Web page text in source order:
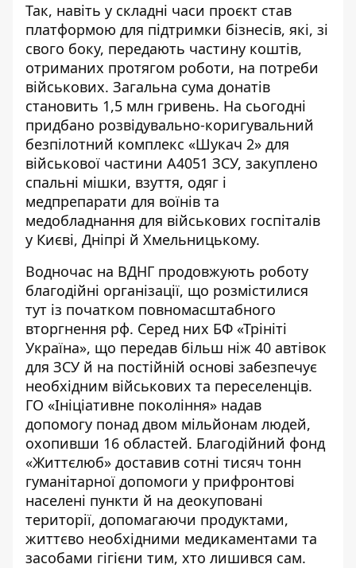
Так, навіть у складні часи проєкт став
платформою для підтримки бізнесів, які, зі
свого боку, передають частину коштів,
отриманих протягом роботи, на потреби
військових. Загальна сума донатів
становить 1,5 млн гривень. На сьогодні
придбано розвідувально-коригувальний
безпілотний комплекс «Шукач 2» для
військової частини А4051 ЗСУ, закуплено
спальні мішки, взуття, одяг і
медпрепарати для воїнів та
медобладнання для військових госпіталів
у Києві, Дніпрі й Хмельницькому.
Водночас на ВДНГ продовжують роботу
благодійні організації, що розмістилися
тут із початком повномасштабного
вторгнення рф. Серед них БФ «Трініті
Україна», що передав більш ніж 40 автівок
для ЗСУ й на постійній основі забезпечує
необхідним військових та переселенців.
ГО «Ініціативне покоління» надав
допомогу понад двом мільйонам людей,
охопивши 16 областей. Благодійний фонд
«Життєлюб» доставив сотні тисяч тонн
гуманітарної допомоги у прифронтові
населені пункти й на деокуповані
території, допомагаючи продуктами,
життєво необхідними медикаментами та
засобами гігієни тим, хто лишився сам.